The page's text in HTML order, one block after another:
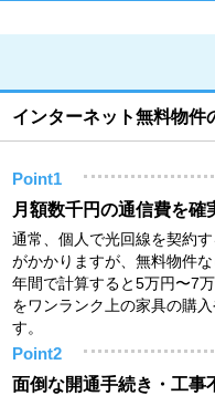
インターネット無料物件
Point1
月額数千円の通信費を確
通常、個人で光回線を契約
がかかりますが、無料物件
年間で計算すると5万円〜7
をワンランク上の家具の購
す。
Point2
面倒な開通手続き・工事